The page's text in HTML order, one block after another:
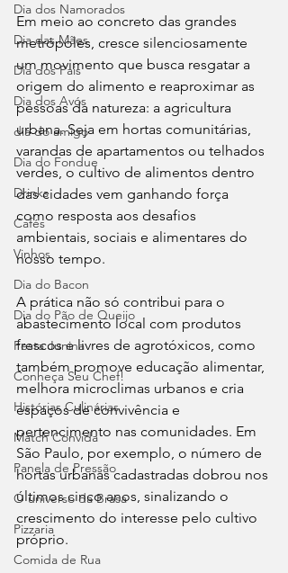
Dia dos Namorados
Dia das Mães
Dia dos Pais
Dia dos Avós
dia do amigo
Dia do Fondue
Drinks
Cafés
Vinhos
Dia do Bacon
Dia do Pão de Queijo
Festa Junina
Conheça Seu Chef!
Histórias Culinárias
Match Convida
Panela de Pressão
O universo da Brasa
Pizzaria
Comida de Rua
Em meio ao concreto das grandes
metrópoles, cresce silenciosamente
um movimento que busca resgatar a
origem do alimento e reaproximar as
pessoas da natureza: a agricultura
urbana. Seja em hortas comunitárias,
varandas de apartamentos ou telhados
verdes, o cultivo de alimentos dentro
das cidades vem ganhando força
como resposta aos desafios
ambientais, sociais e alimentares do
nosso tempo.
A prática não só contribui para o
abastecimento local com produtos
frescos e livres de agrotóxicos, como
também promove educação alimentar,
melhora microclimas urbanos e cria
espaços de convivência e
pertencimento nas comunidades. Em
São Paulo, por exemplo, o número de
hortas urbanas cadastradas dobrou nos
últimos cinco anos, sinalizando o
crescimento do interesse pelo cultivo
próprio.